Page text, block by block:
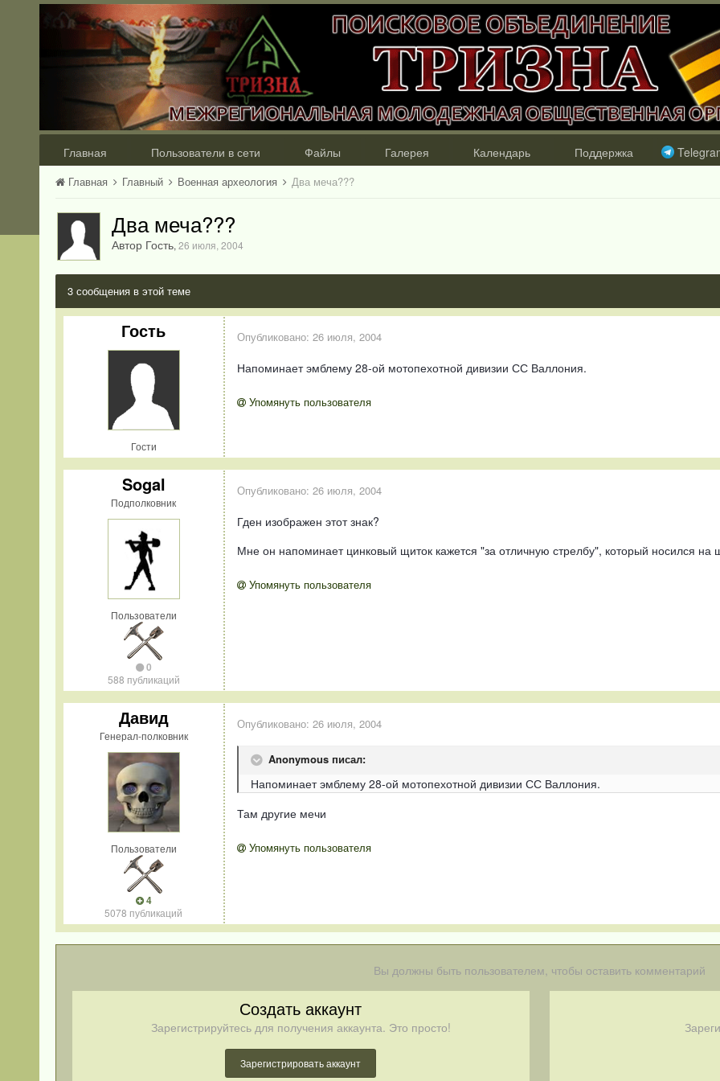
Главная Пользователи в сети Файлы Галерея Календарь Поддержка
Главная Главный Военная археология Два меча???
Два меча???
Автор Гость, 26 июля, 2004
3 сообщения в этой теме
Гость
Гости
Опубликовано: 26 июля, 2004
Напоминает эмблему 28-ой мотопехотной дивизии СС Валлония.
Упомянуть пользователя
Sogal
Подполковник
Пользователи
0
588 публикаций
Опубликовано: 26 июля, 2004
Гден изображен этот знак?
Мне он напоминает цинковый щиток кажется "за отличную стрелбу", который носился на
Упомянуть пользователя
Давид
Генерал-полковник
Пользователи
4
5078 публикаций
Опубликовано: 26 июля, 2004
Anonymous писал:
Напоминает эмблему 28-ой мотопехотной дивизии СС Валлония.
Там другие мечи
Упомянуть пользователя
Вы должны быть пользователем, чтобы оставить комментарий
Создать аккаунт
Зарегистрируйтесь для получения аккаунта. Это просто!
Зарегистрировать аккаунт